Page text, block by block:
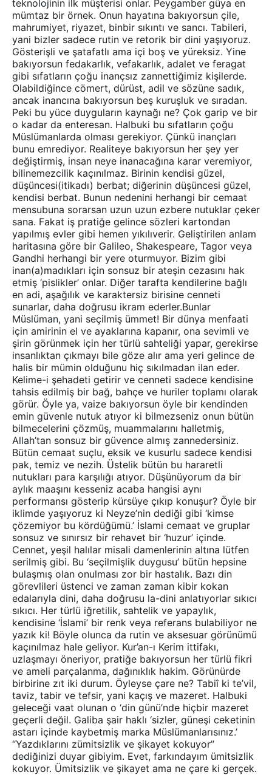
teknolojinin ilk müşterisi onlar. Peygamber güya en
mümtaz bir örnek. Onun hayatına bakıyorsun çile,
mahrumiyet, riyazet, binbir sıkıntı ve sancı. Tabileri,
yani bizler sadece rutin ve retorik bir dini yaşıyoruz.
Gösterişli ve şatafatlı ama içi boş ve yüreksiz. Yine
bakıyorsun fedakarlık, vefakarlık, adalet ve feragat
gibi sıfatların çoğu inançsız zannettiğimiz kişilerde.
Olabildiğince cömert, dürüst, adil ve sözüne sadık,
ancak inancına bakıyorsun beş kuruşluk ve sıradan.
Peki bu yüce duyguların kaynağı ne? Çok garip ve bir
o kadar da enteresan. Halbuki bu sıfatların çoğu
Müslümanlarda olması gerekiyor. Çünkü inançları
bunu emrediyor. Realiteye bakıyorsun her şey yer
değiştirmiş, insan neye inanacağına karar veremiyor,
bilinemezcilik kaçınılmaz. Birinin kendisi güzel,
düşüncesi(itikadı) berbat; diğerinin düşüncesi güzel,
kendisi berbat. Bunun nedenini herhangi bir cemaat
mensubuna sorarsan uzun uzun ezbere nutuklar çeker
sana. Fakat iş pratiğe gelince sözleri kartondan
yapılmış evler gibi hemen yıkılıverir. Geliştirilen anlam
haritasına göre bir Galileo, Shakespeare, Tagor veya
Gandhi herhangi bir yere oturmuyor. Bizim gibi
inan(a)madıkları için sonsuz bir ateşin cezasını hak
etmiş ‘pislikler’ onlar. Diğer tarafta kendilerine bağlı
en adi, aşağılık ve karaktersiz birisine cenneti
sunarlar, daha doğrusu ikram ederler.Bunlar
Müslüman, yani seçilmiş ümmet! Bir dünya menfaati
için amirinin el ve ayaklarına kapanır, ona sevimli ve
şirin görünmek için her türlü sahteliği yapar, gerekirse
insanlıktan çıkmayı bile göze alır ama yeri gelince de
halis bir mümin olduğunu hiç sıkılmadan ilan eder.
Kelime-i şehadeti getirir ve cenneti sadece kendisine
tahsis edilmiş bir bağ, bahçe ve huriler toplamı olarak
görür. Öyle ya, vaize bakıyorsun öyle bir kendinden
emin güvenle nutuk atıyor ki bilmezseniz onun bütün
bilmecelerini çözmüş, muammalarını halletmiş,
Allah’tan sonsuz bir güvence almış zannedersiniz.
Bütün cemaat suçlu, eksik ve kusurlu sadece kendisi
pak, temiz ve nezih. Üstelik bütün bu hararetli
nutukları para karşılığı atıyor. Düşünüyorum da bir
aylık maaşını kesseniz acaba hangisi aynı
performansı gösterip kürsüye çıkıp konuşur? Öyle bir
iklimde yaşıyoruz ki Neyze’nin dediği gibi ‘kimse
çözemiyor bu kördüğümü.’ İslami cemaat ve gruplar
sonsuz ve sınırsız bir rehavet bir ‘huzur’ içinde.
Cennet, yeşil halılar misali damenlerinin altına lütfen
serilmiş gibi. Bu ‘seçilmişlik duygusu’ bütün hepsine
bulaşmış olan onulması zor bir hastalık. Bazı din
görevlileri üstenci ve zaman zaman kibir kokan
edalarıyla dini, daha doğrusu la-dini anlatıyorlar sıkıcı
sıkıcı. Her türlü iğretilik, sahtelik ve yapaylık,
kendisine ‘İslami’ bir renk veya referans bulabiliyor ne
yazık ki! Böyle olunca da rutin ve aksesuar görünümü
kaçınılmaz hale geliyor. Kur’an-ı Kerim ittifakı,
uzlaşmayı öneriyor, pratiğe bakıyorsun her türlü fikri
ve ameli parçalanma, dağınıklık hakim. Görünürde
birbirine zıt iki durum. Öyleyse çare ne? Tabiî ki te’vil,
taviz, tabir ve tefsir, yani kaçış ve mazeret. Halbuki
geleceği vaat olunan o ‘din günü’nde hiçbir mazeret
geçerli değil. Galiba şair haklı ‘sizler, güneşi ceketinin
astarı içinde kaybetmiş marka Müslümanlarısınız.’
“Yazdıklarını zümitsizlik ve şikayet kokuyor”
dediğinizi duyar gibiyim. Evet, farkındayım ümitsizlik
kokuyor. Ümitsizlik ve şikayet ama ne çare ki gerçek.